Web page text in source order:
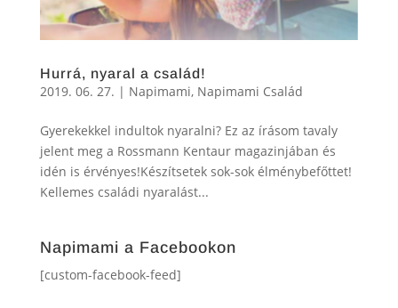
Hurrá, nyaral a család!
2019. 06. 27. | Napimami, Napimami Család
Gyerekekkel indultok nyaralni? Ez az írásom tavaly
jelent meg a Rossmann Kentaur magazinjában és
idén is érvényes!Készítsetek sok-sok élménybefőttet!
Kellemes családi nyaralást...
Napimami a Facebookon
[custom-facebook-feed]